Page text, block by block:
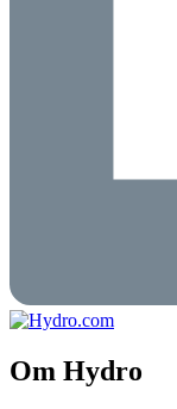
Om Hydro